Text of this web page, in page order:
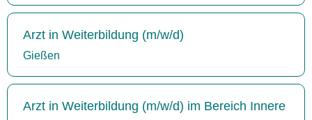
Arzt in Weiterbildung (m/w/d)
Gießen
Arzt in Weiterbildung (m/w/d) im Bereich Innere